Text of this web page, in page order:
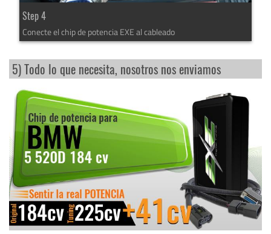
Step 4
Conecte el chip de potencia EXE al cableado
5) Todo lo que necesita, nosotros nos enviamos